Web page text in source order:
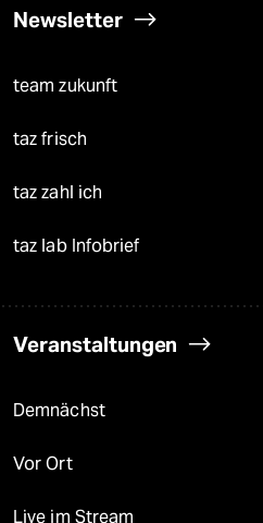
Newsletter
team zukunft
taz frisch
taz zahl ich
taz lab Infobrief
Veranstaltungen
Demnächst
Vor Ort
Live im Stream